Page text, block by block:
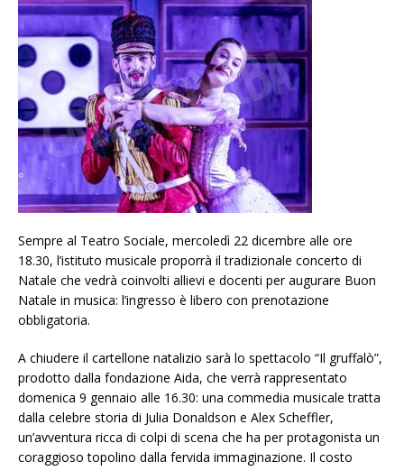
Sempre al Teatro Sociale, mercoledì 22 dicembre alle ore
18.30, l’istituto musicale proporrà il tradizionale concerto di
Natale che vedrà coinvolti allievi e docenti per augurare Buon
Natale in musica: l’ingresso è libero con prenotazione
obbligatoria.
A chiudere il cartellone natalizio sarà lo spettacolo “Il gruffalò”,
prodotto dalla fondazione Aida, che verrà rappresentato
domenica 9 gennaio alle 16.30: una commedia musicale tratta
dalla celebre storia di Julia Donaldson e Alex Scheffler,
un’avventura ricca di colpi di scena che ha per protagonista un
coraggioso topolino dalla fervida immaginazione. Il costo